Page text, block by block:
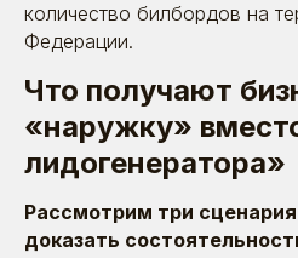
количество билбордов на
Федерации.
Что получают
«наружку»
лидогенератора»
Рассмотрим три
доказать